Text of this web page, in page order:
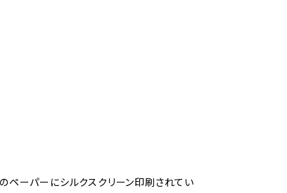
ペーパーにシルクスクリーン印刷されてい